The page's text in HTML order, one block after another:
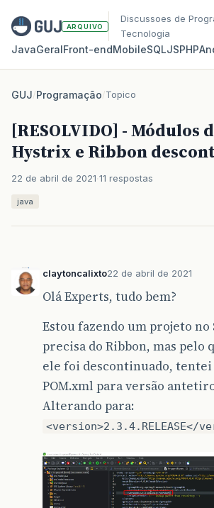
ARQUIVO
Discussoes de
Tecnologia
JavaGeralFront‑endMobileSQLJSPHP
GUJ/Programação/Topico
[RESOLVIDO] - Módulos
Hystrix e Ribbon
22 de abril de 2021 11 respostas
java
claytoncalixto22 de abril de 2021
Olá Experts, tudo bem?
Estou fazendo um projeto no
precisa do Ribbon, mas pelo
ele foi descontinuado,
POM.xml para versão
Alterando para:
<version>2.3.4.RELEASE</